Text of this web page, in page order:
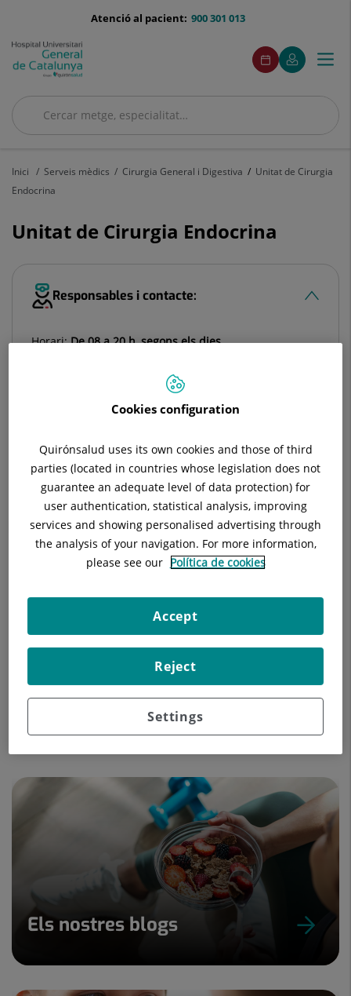
menu-
900 301 013
Atenció al pacient:
Cercar
Cercar
menuAcceso
Demaneu
cita
Aquest
enllaç
s'obrirà
una
El
meu
Aquest
enllaç
s'obrirà
una
finestra
Menú
Inici Serveis mèdics Cirurgia General i Digestiva
Unitat de Cirurgia
Endocrina
Unitat de Cirurgia Endocrina
Responsables i contacte:
Horari:De 08 a 20 h, segons els dies
St. Cugat del Vallès
Cirurgia General i Digestiva
Descripció Equip Mèdic Diagnòstics
És la unitat del Servei de Cirurgia responsable del tractament
quirúrgic de les malalties de les glàndules tiroide, paratiroide
i suprarenals.
Actua en col·laboració estreta amb els serveis
d'endocrinologia, anatomia patològica, diagnòstic per la
imatge, medicina nuclear.
Els nostres blogs
Cookies configuration
Quirónsalud uses its own cookies and those of third
parties (located in countries whose legislation does not
guarantee an adequate level of data protection) for
user authentication, statistical analysis, improving
services and showing personalised advertising through
the analysis of your navigation. For more information,
please see our Política de cookies
Settings
Reject
Accept